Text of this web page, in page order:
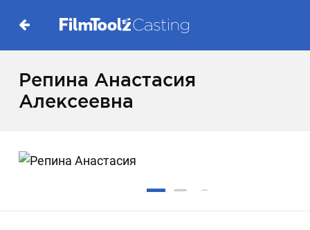
Репина Анастасия
Алексеевна